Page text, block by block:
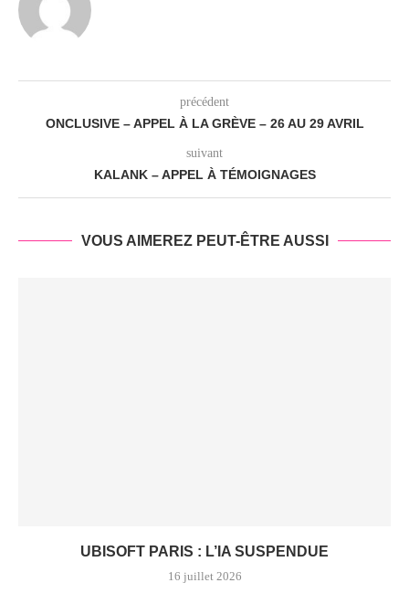
précédent
ONCLUSIVE – APPEL À LA GRÈVE – 26 AU 29 AVRIL
suivant
KALANK – APPEL À TÉMOIGNAGES
VOUS AIMEREZ PEUT-ÊTRE AUSSI
UBISOFT PARIS : L’IA SUSPENDUE
16 juillet 2026